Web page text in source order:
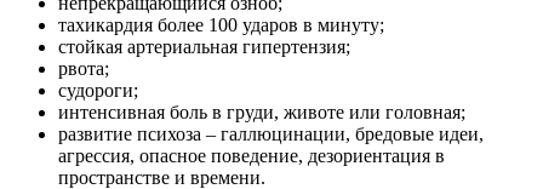
тахикардия более 100 ударов в минуту;
стойкая артериальная гипертензия;
рвота;
судороги;
интенсивная боль в груди, животе или головная;
развитие психоза – галлюцинации, бредовые идеи,
агрессия, опасное поведение, дезориентация в
пространстве и времени.